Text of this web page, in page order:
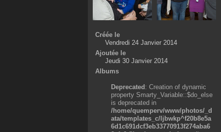
Créée le
Vendredi 24 Janvier 2014
Ajoutée le
Jeudi 30 Janvier 2014
Albums
Deprecated: Creation of dynamic
property Smarty_Variable::$do_else
is deprecated in
/home/quemperv/www/photos/_d
ata/templates_c/ljbwkp^f20b8e5a
6d1c691dcf3eb33770913f274aba6